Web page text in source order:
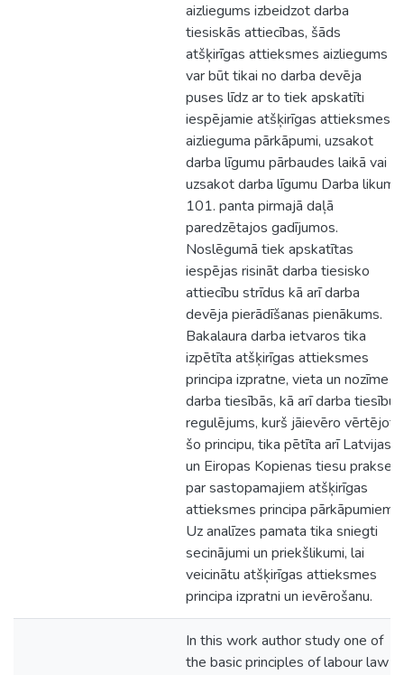
aizliegums izbeidzot darba
tiesiskās attiecības, šāds
atšķirīgas attieksmes aizliegums
var būt tikai no darba devēja
puses līdz ar to tiek apskatīti
iespējamie atšķirīgas attieksmes
aizlieguma pārkāpumi, uzsakot
darba līgumu pārbaudes laikā vai
uzsakot darba līgumu Darba likuma
101. panta pirmajā daļā
paredzētajos gadījumos.
Noslēgumā tiek apskatītas
iespējas risināt darba tiesisko
attiecību strīdus kā arī darba
devēja pierādīšanas pienākums.
Bakalaura darba ietvaros tika
izpētīta atšķirīgas attieksmes
principa izpratne, vieta un nozīme
darba tiesībās, kā arī darba tiesību
regulējums, kurš jāievēro vērtējot
šo principu, tika pētīta arī Latvijas
un Eiropas Kopienas tiesu prakse
par sastopamajiem atšķirīgas
attieksmes principa pārkāpumiem.
Uz analīzes pamata tika sniegti
secinājumi un priekšlikumi, lai
veicinātu atšķirīgas attieksmes
principa izpratni un ievērošanu.
In this work author study one of
the basic principles of labour law -